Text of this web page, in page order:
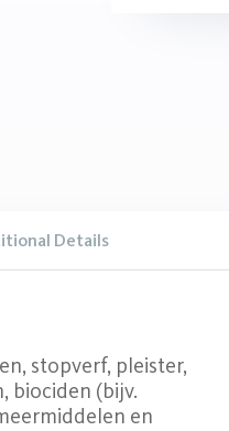
Details
stopverf, pleister,
biociden (bijv.
en